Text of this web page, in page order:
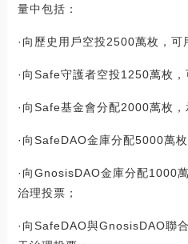
量中包括：
·向歷史用戶空投2500萬枚，可
·向Safe守護者空投1250萬枚，
·向Safe基金會分配2000萬枚，
·向SafeDAO金庫分配5000萬
·向GnosisDAO金庫分配1000
治理投票；
·向SafeDAO與GnosisDAO聯